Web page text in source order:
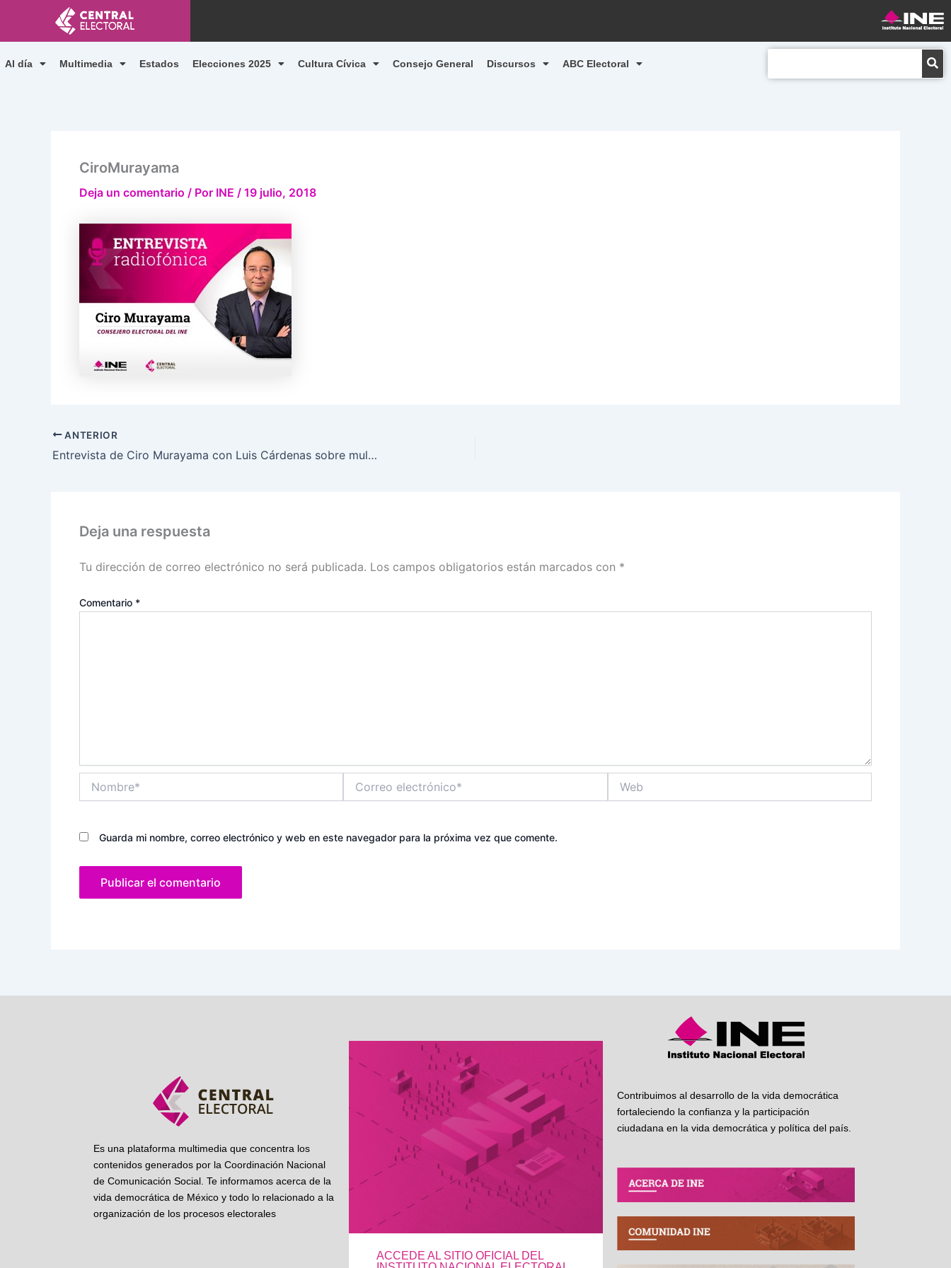
contenido
Al día Multimedia Estados Elecciones 2025 Cultura Cívica Consejo General Discursos ABC Electoral
CiroMurayama
Deja un comentario / Por INE / 19 julio, 2018
ANTERIOR
Entrevista de Ciro Murayama con Luis Cárdenas sobre multa a Morena por Fideicomiso
Deja una respuesta
Tu dirección de correo electrónico no será publicada. Los campos obligatorios están marcados con *
Comentario *
electrónico*
Guarda mi nombre, correo electrónico y web en este navegador para la próxima vez que comente.
Es una plataforma multimedia que concentra los
contenidos generados por la Coordinación Nacional
de Comunicación Social. Te informamos acerca de la
vida democrática de México y todo lo relacionado a la
organización de los procesos electorales
ACCEDE AL SITIO OFICIAL DEL
Contribuimos al desarrollo de la vida democrática
fortaleciendo la confianza y la participación
ciudadana en la vida democrática y política del país.